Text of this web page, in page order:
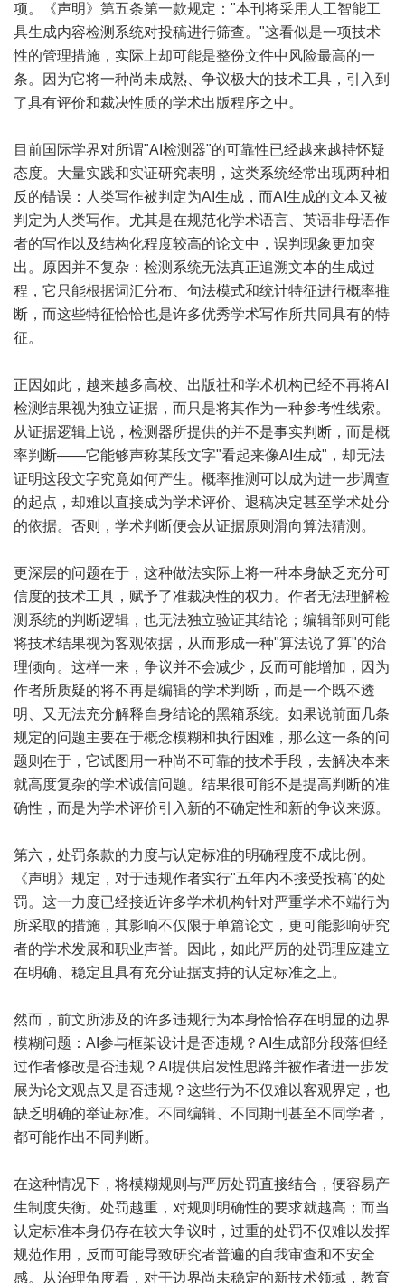
项。《声明》第五条第一款规定："本刊将采用人工智能工
具生成内容检测系统对投稿进行筛查。"这看似是一项技术
性的管理措施，实际上却可能是整份文件中风险最高的一
条。因为它将一种尚未成熟、争议极大的技术工具，引入到
了具有评价和裁决性质的学术出版程序之中。
目前国际学界对所谓"AI检测器"的可靠性已经越来越持怀疑
态度。大量实践和实证研究表明，这类系统经常出现两种相
反的错误：人类写作被判定为AI生成，而AI生成的文本又被
判定为人类写作。尤其是在规范化学术语言、英语非母语作
者的写作以及结构化程度较高的论文中，误判现象更加突
出。原因并不复杂：检测系统无法真正追溯文本的生成过
程，它只能根据词汇分布、句法模式和统计特征进行概率推
断，而这些特征恰恰也是许多优秀学术写作所共同具有的特
征。
正因如此，越来越多高校、出版社和学术机构已经不再将AI
检测结果视为独立证据，而只是将其作为一种参考性线索。
从证据逻辑上说，检测器所提供的并不是事实判断，而是概
率判断——它能够声称某段文字"看起来像AI生成"，却无法
证明这段文字究竟如何产生。概率推测可以成为进一步调查
的起点，却难以直接成为学术评价、退稿决定甚至学术处分
的依据。否则，学术判断便会从证据原则滑向算法猜测。
更深层的问题在于，这种做法实际上将一种本身缺乏充分可
信度的技术工具，赋予了准裁决性的权力。作者无法理解检
测系统的判断逻辑，也无法独立验证其结论；编辑部则可能
将技术结果视为客观依据，从而形成一种"算法说了算"的治
理倾向。这样一来，争议并不会减少，反而可能增加，因为
作者所质疑的将不再是编辑的学术判断，而是一个既不透
明、又无法充分解释自身结论的黑箱系统。如果说前面几条
规定的问题主要在于概念模糊和执行困难，那么这一条的问
题则在于，它试图用一种尚不可靠的技术手段，去解决本来
就高度复杂的学术诚信问题。结果很可能不是提高判断的准
确性，而是为学术评价引入新的不确定性和新的争议来源。
第六，处罚条款的力度与认定标准的明确程度不成比例。
《声明》规定，对于违规作者实行"五年内不接受投稿"的处
罚。这一力度已经接近许多学术机构针对严重学术不端行为
所采取的措施，其影响不仅限于单篇论文，更可能影响研究
者的学术发展和职业声誉。因此，如此严厉的处罚理应建立
在明确、稳定且具有充分证据支持的认定标准之上。
然而，前文所涉及的许多违规行为本身恰恰存在明显的边界
模糊问题：AI参与框架设计是否违规？AI生成部分段落但经
过作者修改是否违规？AI提供启发性思路并被作者进一步发
展为论文观点又是否违规？这些行为不仅难以客观界定，也
缺乏明确的举证标准。不同编辑、不同期刊甚至不同学者，
都可能作出不同判断。
在这种情况下，将模糊规则与严厉处罚直接结合，便容易产
生制度失衡。处罚越重，对规则明确性的要求就越高；而当
认定标准本身仍存在较大争议时，过重的处罚不仅难以发挥
规范作用，反而可能导致研究者普遍的自我审查和不安全
感。从治理角度看，对于边界尚未稳定的新技术领域，教育